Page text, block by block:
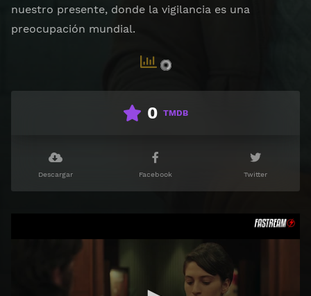
nuestro presente, donde la vigilancia es una
preocupación mundial.
0 TMDB
Descargar Facebook Twitter